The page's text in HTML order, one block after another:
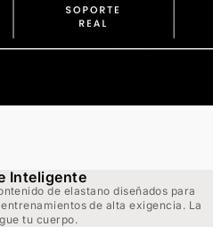
Inteligente
de elastano diseñados para
de alta exigencia. La
tu cuerpo.